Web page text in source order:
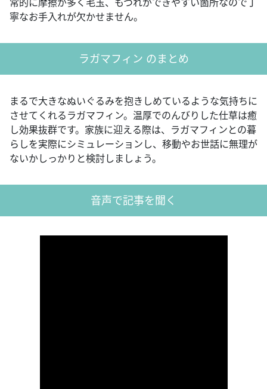
寧なお手入れが欠かせません。
ラガマフィン のまとめ
まるで大きなぬいぐるみを抱きしめているような気持ちに
させてくれるラガマフィン。温厚でのんびりした仕草は癒
し効果抜群です。家族に迎える際は、ラガマフィンとの暮
らしを実際にシミュレーションし、移動やお世話に無理が
ないかしっかりと検討しましょう。
音声で記事を聞く